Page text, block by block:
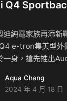
Q4
迪純電家族再添新
e-tron集美型外
一身，搶先推出
官網開放預訂，售
e-tron 45
Aqua Chang
2024 年 4 月 18 日